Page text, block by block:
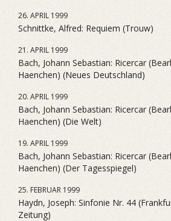
26. APRIL 1999
Schnittke, Alfred: Requiem (Trouw)
21. APRIL 1999
Bach, Johann Sebastian: Ricercar
Haenchen) (Neues Deutschland)
20. APRIL 1999
Bach, Johann Sebastian: Ricercar
Haenchen) (Die Welt)
19. APRIL 1999
Bach, Johann Sebastian: Ricercar
Haenchen) (Der Tagesspiegel)
25. FEBRUAR 1999
Haydn, Joseph: Sinfonie Nr. 44
Zeitung)